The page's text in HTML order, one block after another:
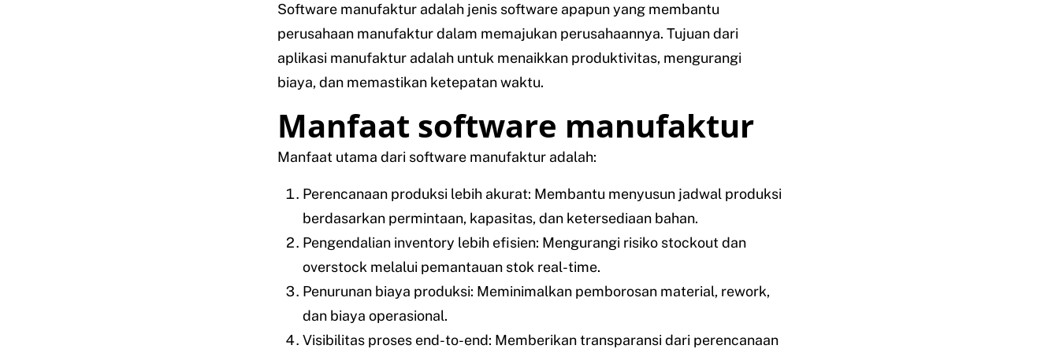
Software manufaktur adalah jenis software apapun yang membantu
perusahaan manufaktur dalam memajukan perusahaannya. Tujuan dari
aplikasi manufaktur adalah untuk menaikkan produktivitas, mengurangi
biaya, dan memastikan ketepatan waktu.
Manfaat software manufaktur
Manfaat utama dari software manufaktur adalah:
Perencanaan produksi lebih akurat: Membantu menyusun jadwal produksi
berdasarkan permintaan, kapasitas, dan ketersediaan bahan.
Pengendalian inventory lebih efisien: Mengurangi risiko stockout dan
overstock melalui pemantauan stok real-time.
Penurunan biaya produksi: Meminimalkan pemborosan material, rework,
dan biaya operasional.
Visibilitas proses end-to-end: Memberikan transparansi dari perencanaan